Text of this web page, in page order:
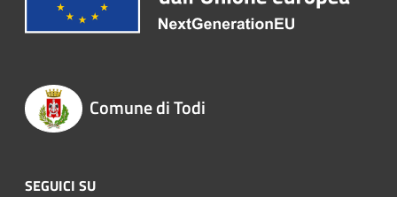
Comune di Todi
SEGUICI SU